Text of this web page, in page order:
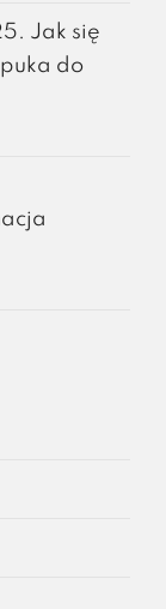
Jak się
do